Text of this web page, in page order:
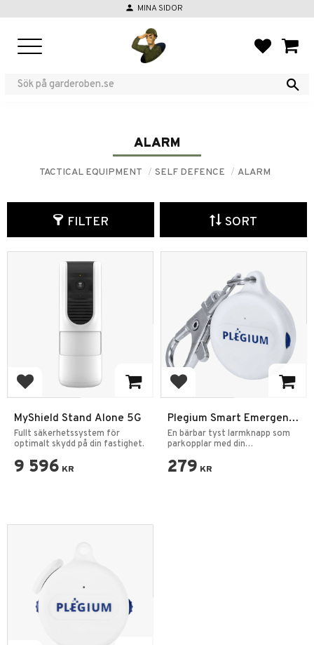
person MINA SIDOR
ALARM
TACTICAL EQUIPMENT SELF DEFENCE ALARM
FILTER SORT
Add to favorites
MyShield Stand Alone 5G
Fullt säkerhetssystem för
optimalt skydd på din fastighet.
9 596 KR
Add to favorites
Plegium Smart Emergency
Button
En bärbar tyst larmknapp som
parkopplar med din
279 KR